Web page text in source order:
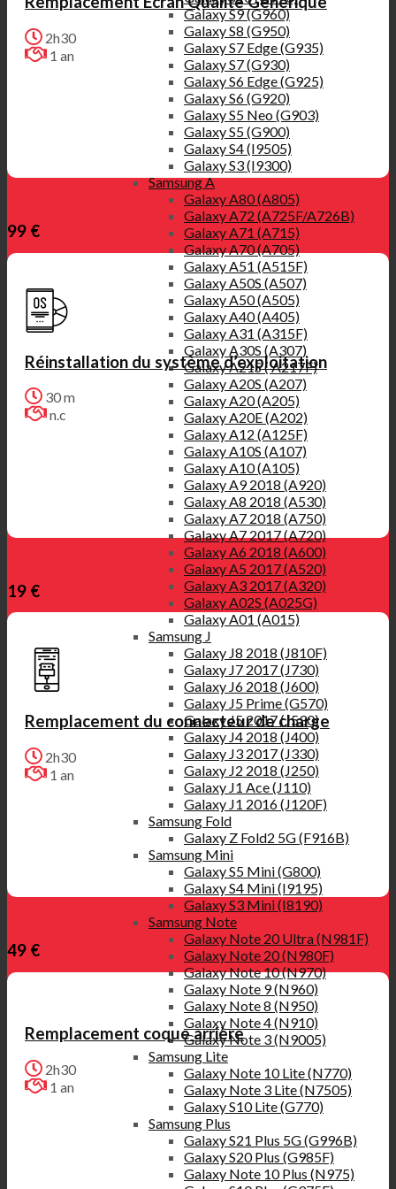
Galaxy S9 (G960)
Galaxy S8 (G950)
Galaxy S7 Edge (G935)
Galaxy S7 (G930)
Galaxy S6 Edge (G925)
Galaxy S6 (G920)
Galaxy S5 Neo (G903)
Galaxy S5 (G900)
Galaxy S4 (I9505)
Galaxy S3 (I9300)
Samsung A
Galaxy A80 (A805)
Galaxy A72 (A725F/A726B)
Galaxy A71 (A715)
Galaxy A70 (A705)
Galaxy A51 (A515F)
Galaxy A50S (A507)
Galaxy A50 (A505)
Galaxy A40 (A405)
Galaxy A31 (A315F)
Galaxy A30S (A307)
Galaxy A21S ( A217F)
Galaxy A20S (A207)
Galaxy A20 (A205)
Galaxy A20E (A202)
Galaxy A12 (A125F)
Galaxy A10S (A107)
Galaxy A10 (A105)
Galaxy A9 2018 (A920)
Galaxy A8 2018 (A530)
Galaxy A7 2018 (A750)
Galaxy A7 2017 (A720)
Galaxy A6 2018 (A600)
Galaxy A5 2017 (A520)
Galaxy A3 2017 (A320)
Galaxy A02S (A025G)
Galaxy A01 (A015)
Samsung J
Galaxy J8 2018 (J810F)
Galaxy J7 2017 (J730)
Galaxy J6 2018 (J600)
Galaxy J5 Prime (G570)
Galaxy J5 2017 (J530)
Galaxy J4 2018 (J400)
Galaxy J3 2017 (J330)
Galaxy J2 2018 (J250)
Galaxy J1 Ace (J110)
Galaxy J1 2016 (J120F)
Samsung Fold
Galaxy Z Fold2 5G (F916B)
Samsung Mini
Galaxy S5 Mini (G800)
Galaxy S4 Mini (I9195)
Galaxy S3 Mini (I8190)
Samsung Note
Galaxy Note 20 Ultra (N981F)
Galaxy Note 20 (N980F)
Galaxy Note 10 (N970)
Galaxy Note 9 (N960)
Galaxy Note 8 (N950)
Galaxy Note 4 (N910)
Galaxy Note 3 (N9005)
Samsung Lite
Galaxy Note 10 Lite (N770)
Galaxy Note 3 Lite (N7505)
Galaxy S10 Lite (G770)
Samsung Plus
Galaxy S21 Plus 5G (G996B)
Galaxy S20 Plus (G985F)
Galaxy Note 10 Plus (N975)
2h30
1 an
99 €
Réinstallation du système d’exploitation
30 m
n.c
19 €
Remplacement du connecteur de charge
2h30
1 an
49 €
Remplacement coque arrière
2h30
1 an